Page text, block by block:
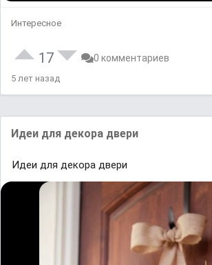
Интересное
17 0 комментариев
5 лет назад
Идеи для декора двери
Идеи для декора двери